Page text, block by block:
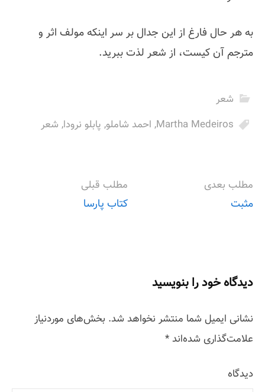
به هر حال فارغ از این جدال بر سر اینکه مولف اثر و
مترجم آن کیست، از شعر لذت ببرید.
شعر
Martha Medeiros
, احمد شاملو, پابلو نرودا, شعر
s
t
n
a
مطلب قبلی
کتاب پارسا
مطلب بعدی
مثبت
دیدگاه خود را بنویسید
نشانی ایمیل شما منتشر نخواهد شد. بخش‌های موردنیاز
علامت‌گذاری شده‌اند *
دیدگاه